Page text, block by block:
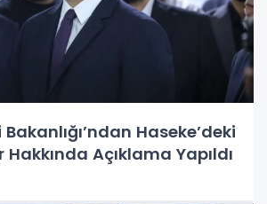
Haseke’deki
Açıklama Yapıldı